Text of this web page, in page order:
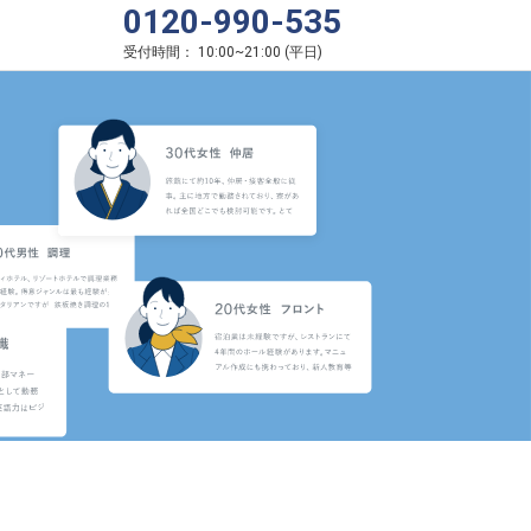
0120-990-535
受付時間： 10:00~21:00 (平日 )